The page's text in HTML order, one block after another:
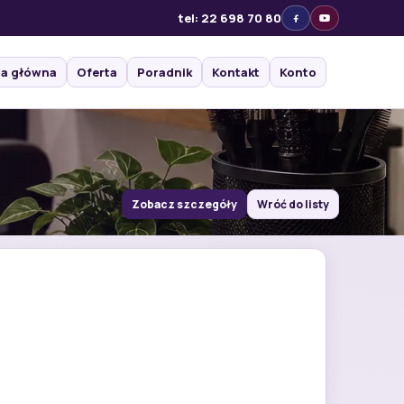
tel: 22 698 70 80
główna Oferta Poradnik Kontakt Konto
Zobacz szczegóły Wróć do listy